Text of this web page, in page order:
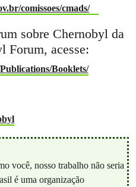
comissoes/cmads/
sobre Chernobyl da
Forum, acesse:
Booklets/
você, nosso trabalho não seria
é uma organização